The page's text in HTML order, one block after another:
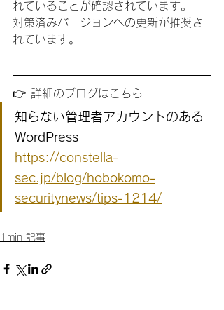
れていることが確認されています。
対策済みバージョンへの更新が推奨さ
れています。
👉 詳細のブログはこちら
知らない管理者アカウントのある
WordPress
https://constella-
sec.jp/blog/hobokomo-
securitynews/tips-1214/
1min 記事